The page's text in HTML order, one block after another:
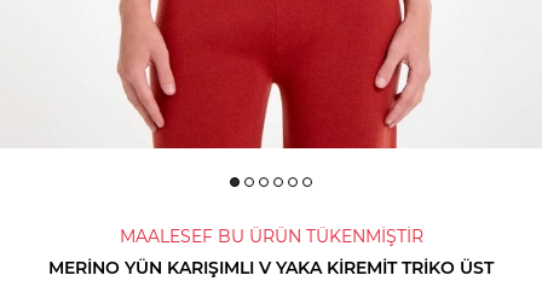
MAALESEF BU ÜRÜN TÜKENMİŞTİR
MERINO YÜN KARIŞIMLI V YAKA KIREMIT TRIKO ÜST